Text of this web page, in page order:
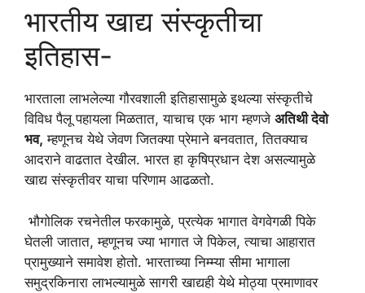
भारतीय खाद्य संस्कृतीचा
इतिहास-
भारताला लाभलेल्या गौरवशाली इतिहासामुळे इथल्या संस्कृतीचे
विविध पैलू पहायला मिळतात, याचाच एक भाग म्हणजे अतिथी देवो
भव, म्हणूनच येथे जेवण जितक्या प्रेमाने बनवतात, तितक्याच
आदराने वाढतात देखील. भारत हा कृषिप्रधान देश असल्यामुळे
खाद्य संस्कृतीवर याचा परिणाम आढळतो.
भौगोलिक रचनेतील फरकामुळे, प्रत्येक भागात वेगवेगळी पिके
घेतली जातात, म्हणूनच ज्या भागात जे पिकेल, त्याचा आहारात
प्रामुख्याने समावेश होतो. भारताच्या निम्म्या सीमा भागाला
समुद्रकिनारा लाभल्यामुळे सागरी खाद्यही येथे मोठ्या प्रमाणावर